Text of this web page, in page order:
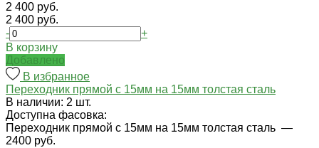
2 400 руб.
2 400 руб.
-
+
В корзину
Добавлено
В избранное
Переходник прямой с 15мм на 15мм толстая сталь
В наличии: 2 шт.
Доступна фасовка:
Переходник прямой с 15мм на 15мм толстая сталь —
2400 руб.